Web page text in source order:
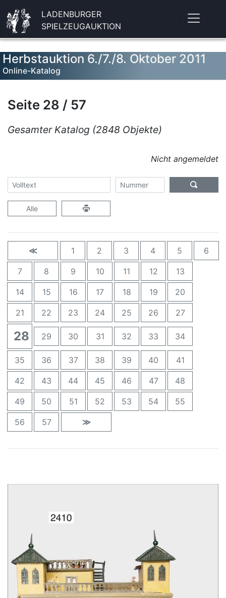
LADENBURGER
SPIELZEUGAUKTION
Herbstauktion 6./7./8. Oktober 2011
Online-Katalog
Seite 28 / 57
Gesamter Katalog (2848 Objekte)
Nicht angemeldet
Alle
≪ 1 2 3 4 5 6
7 8 9 10 11 12 13
14 15 16 17 18 19 20
21 22 23 24 25 26 27
28 29 30 31 32 33 34
35 36 37 38 39 40 41
42 43 44 45 46 47 48
49 50 51 52 53 54 55
56 57 ≫